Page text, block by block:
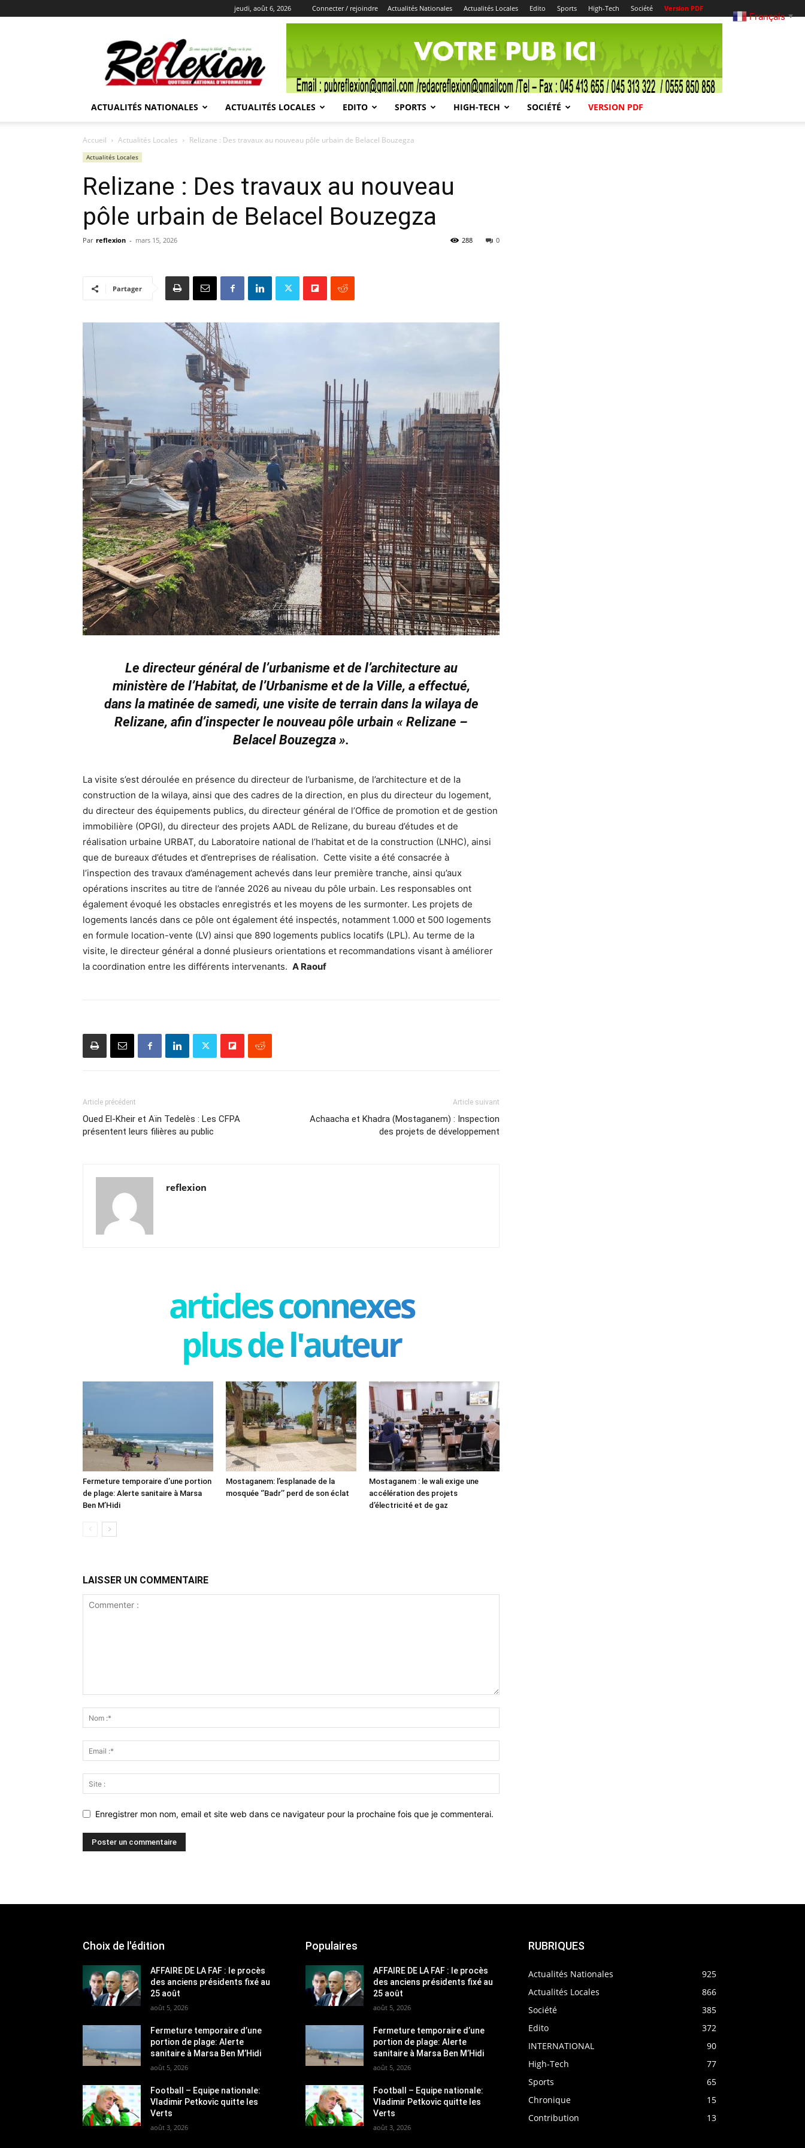
jeudi, août 6, 2026 Connecter / rejoindre Actualités Nationales Actualités Locales Edito Sports High-Tech Société Version PDF
REFLEXION
ACTUALITÉS NATIONALES ACTUALITÉS LOCALES EDITO SPORTS HIGH-TECH SOCIÉTÉ VERSION PDF
Accueil Actualités Locales Relizane : Des travaux au nouveau pôle urbain de Belacel Bouzegza
Actualités Locales
Relizane : Des travaux au nouveau
pôle urbain de Belacel Bouzegza
Par reflexion - mars 15, 2026 0
288
Partager
Le directeur général de l’urbanisme et de l’architecture au
ministère de l’Habitat, de l’Urbanisme et de la Ville, a effectué,
dans la matinée de samedi, une visite de terrain dans la wilaya de
Relizane, afin d’inspecter le nouveau pôle urbain « Relizane –
Belacel Bouzegza ».
La visite s’est déroulée en présence du directeur de l’urbanisme, de l’architecture et de la
construction de la wilaya, ainsi que des cadres de la direction, en plus du directeur du logement,
du directeur des équipements publics, du directeur général de l’Office de promotion et de gestion
immobilière (OPGI), du directeur des projets AADL de Relizane, du bureau d’études et de
réalisation urbaine URBAT, du Laboratoire national de l’habitat et de la construction (LNHC), ainsi
que de bureaux d’études et d’entreprises de réalisation. Cette visite a été consacrée à
l’inspection des travaux d’aménagement achevés dans leur première tranche, ainsi qu’aux
opérations inscrites au titre de l’année 2026 au niveau du pôle urbain. Les responsables ont
également évoqué les obstacles enregistrés et les moyens de les surmonter. Les projets de
logements lancés dans ce pôle ont également été inspectés, notamment 1.000 et 500 logements
en formule location-vente (LV) ainsi que 890 logements publics locatifs (LPL). Au terme de la
visite, le directeur général a donné plusieurs orientations et recommandations visant à améliorer
la coordination entre les différents intervenants. A Raouf
Article précédent
Oued El-Kheir et Aïn Tedelès : Les CFPA
présentent leurs filières au public
Article suivant
Achaacha et Khadra (Mostaganem) : Inspection
des projets de développement
reflexion
articles connexes
plus de l'auteur
Fermeture temporaire d’une portion
de plage: Alerte sanitaire à Marsa
Ben M’Hidi
Mostaganem: l’esplanade de la
mosquée ‘’Badr’’ perd de son éclat
Mostaganem : le wali exige une
accélération des projets
d’électricité et de gaz
LAISSER UN COMMENTAIRE
Enregistrer mon nom, email et site web dans ce navigateur pour la prochaine fois que je commenterai.
Choix de l'édition
AFFAIRE DE LA FAF : le procès
des anciens présidents fixé au
25 août
août 5, 2026
Fermeture temporaire d’une
portion de plage: Alerte
sanitaire à Marsa Ben M’Hidi
août 5, 2026
Football – Equipe nationale:
Vladimir Petkovic quitte les
Verts
août 3, 2026
Populaires
AFFAIRE DE LA FAF : le procès
des anciens présidents fixé au
25 août
août 5, 2026
Fermeture temporaire d’une
portion de plage: Alerte
sanitaire à Marsa Ben M’Hidi
août 5, 2026
Football – Equipe nationale:
Vladimir Petkovic quitte les
Verts
août 3, 2026
RUBRIQUES
Actualités Nationales
925
Actualités Locales
866
Société
385
Edito
372
INTERNATIONAL
90
High-Tech
77
Sports
65
Chronique
15
Contribution
13
Français ▼